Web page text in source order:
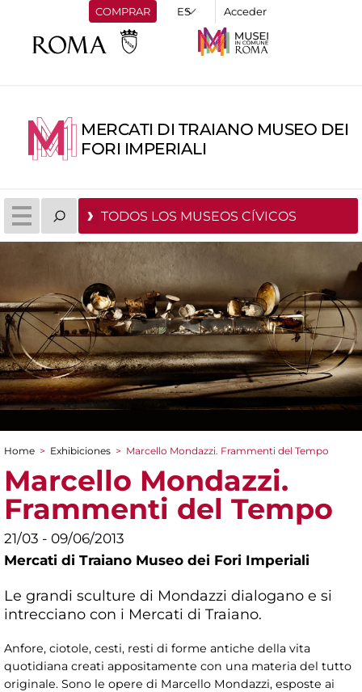
COMPRAR Acceder
MERCATI DI TRAIANO MUSEO DEI
FORI IMPERIALI
TODOS LOS MUSEOS CÍVICOS
You are here
Home > Exhibiciones > Marcello Mondazzi. Frammenti del Tempo
Marcello Mondazzi.
Frammenti del Tempo
21/03 - 09/06/2013
Mercati di Traiano Museo dei Fori Imperiali
Le grandi sculture di Mondazzi dialogano e si
intrecciano con i Mercati di Traiano.
Anfore, ciotole, cesti, resti di forme antiche della vita
quotidiana creati appositamente con una materia del tutto
originale. Sono le opere di Marcello Mondazzi, esposte ai